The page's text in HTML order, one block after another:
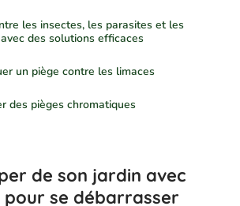
les insectes, les parasites et les
des solutions efficaces
un piège contre les limaces
des pièges chromatiques
de son jardin avec
pour se débarrasser